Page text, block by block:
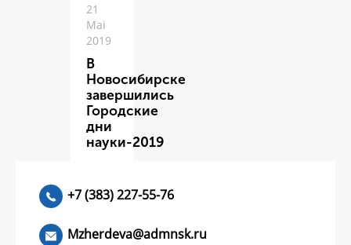
21
Mai
2019
В
Новосибирске
завершились
Городские
дни
науки-2019
+7 (383) 227-55-76
Mzherdeva@admnsk.ru